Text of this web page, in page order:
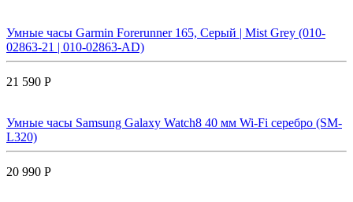
Умные часы Garmin Forerunner 165, Серый | Mist Grey (010-
02863-21 | 010-02863-AD)
21 590 Р
Умные часы Samsung Galaxy Watch8 40 мм Wi-Fi серебро (SM-
L320)
20 990 Р